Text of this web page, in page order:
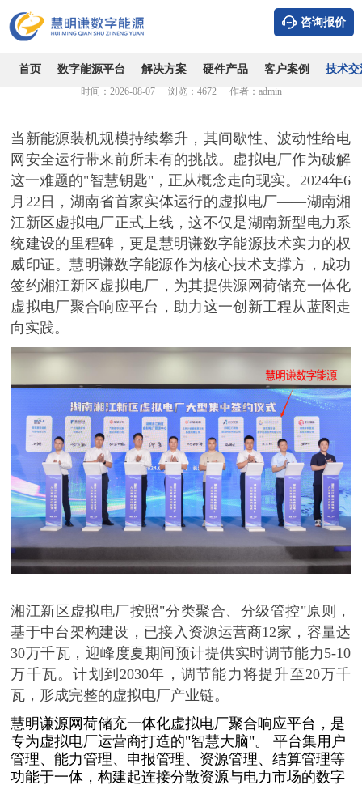
咨询报价
首页 数字能源平台 解决方案 硬件产品 客户案例 技术交
慧明谦数字能源：赋能湖南湘江新区虚拟电厂，开创源网荷
时间：2026-08-07 浏览：4672 作者：admin
当新能源装机规模持续攀升，其间歇性、波动性给电
网安全运行带来前所未有的挑战。虚拟电厂作为破解
这一难题的"智慧钥匙"，正从概念走向现实。2024年6
月22日，湖南省首家实体运行的虚拟电厂——湖南湘
江新区虚拟电厂正式上线，这不仅是湖南新型电力系
统建设的里程碑，更是慧明谦数字能源技术实力的权
威印证。慧明谦数字能源作为核心技术支撑方，成功
签约湘江新区虚拟电厂，为其提供源网荷储充一体化
虚拟电厂聚合响应平台，助力这一创新工程从蓝图走
向实践。
湘江新区虚拟电厂按照"分类聚合、分级管控"原则，
基于中台架构建设，已接入资源运营商12家，容量达
30万千瓦，迎峰度夏期间预计提供实时调节能力5-10
万千瓦。计划到2030年，调节能力将提升至20万千
瓦，形成完整的虚拟电厂产业链。
慧明谦源网荷储充一体化虚拟电厂聚合响应平台，是
专为虚拟电厂运营商打造的"智慧大脑"。
平台集用户
管理、能力管理、申报管理、资源管理、结算管理等
功能于一体，构建起连接分散资源与电力市场的数字